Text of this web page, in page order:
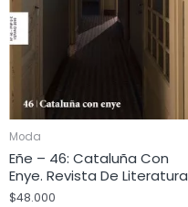
Moda
Eñe – 46: Cataluña Con
Enye. Revista De Literatura
$48.000